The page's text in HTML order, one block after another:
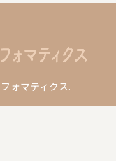
ォマティクス.